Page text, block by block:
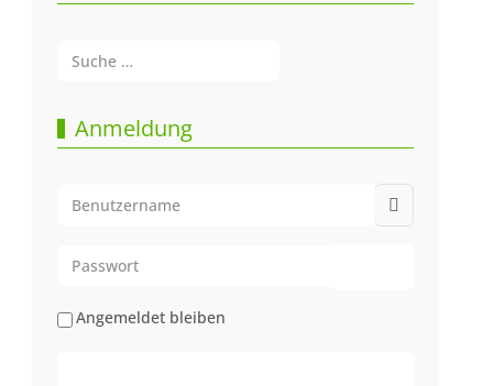
Anmeldung
Angemeldet bleiben